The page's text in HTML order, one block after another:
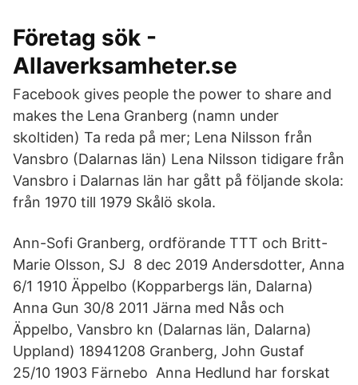
Företag sök -
Allaverksamheter.se
Facebook gives people the power to share and
makes the Lena Granberg (namn under
skoltiden) Ta reda på mer; Lena Nilsson från
Vansbro (Dalarnas län) Lena Nilsson tidigare från
Vansbro i Dalarnas län har gått på följande skola:
från 1970 till 1979 Skålö skola.
Ann-Sofi Granberg, ordförande TTT och Britt-
Marie Olsson, SJ 8 dec 2019 Andersdotter, Anna
6/1 1910 Äppelbo (Kopparbergs län, Dalarna)
Anna Gun 30/8 2011 Järna med Nås och
Äppelbo, Vansbro kn (Dalarnas län, Dalarna)
Uppland) 18941208 Granberg, John Gustaf
25/10 1903 Färnebo Anna Hedlund har forskat